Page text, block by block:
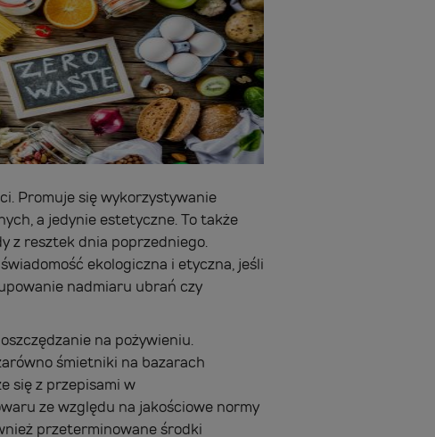
Promuje się wykorzystywanie
a jedynie estetyczne. To także
z resztek dnia poprzedniego.
ekologiczna i etyczna, jeśli
nadmiaru ubrań czy
na pożywieniu.
śmietniki na bazarach
się z przepisami w
ze względu na jakościowe normy
przeterminowane środki